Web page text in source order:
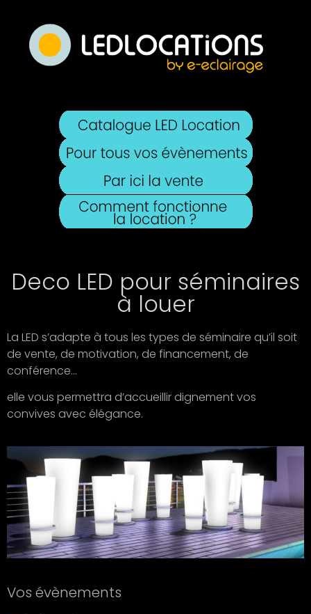
Deco LED pour séminaires
à louer
La LED s’adapte à tous les types de séminaire qu’il soit
de vente, de motivation, de financement, de
conférence…
elle vous permettra d’accueillir dignement vos
convives avec élégance.
Vos évènements